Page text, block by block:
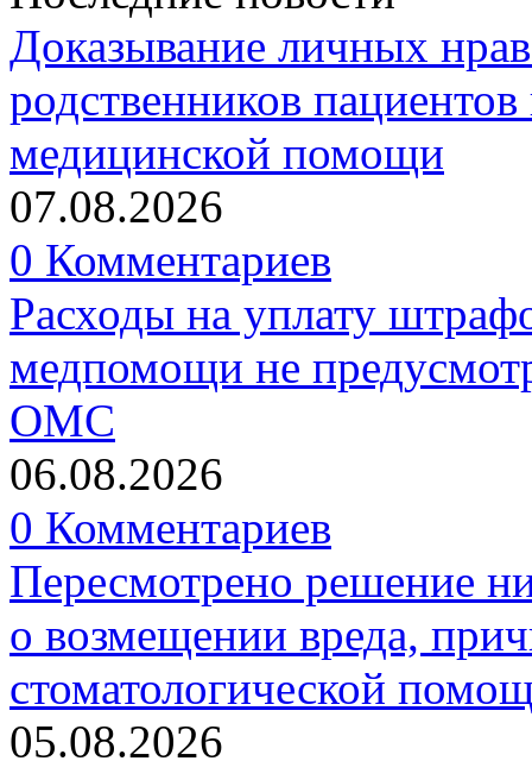
Доказывание личных
родственников
медицинской помощи
07.08.2026
0 Комментариев
Расходы на уплату
медпомощи не
ОМС
06.08.2026
0 Комментариев
Пересмотрено решение
о возмещении вреда,
стоматологической
05.08.2026